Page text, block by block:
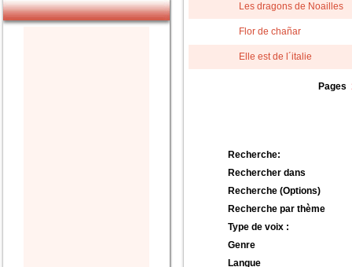
Les dragons de Noailles
Flor de chañar
Elle est de l´italie
Pages
Recherche:
Rechercher dans
Recherche (Options)
Recherche par thème
Type de voix :
Genre
Langue